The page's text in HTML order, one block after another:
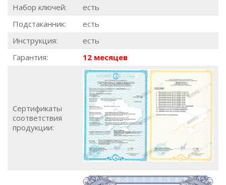
Набор ключей:
есть
Подстаканник:
есть
Инструкция:
есть
Гарантия:
12 месяцев
Сертификаты
соответствия
продукции: